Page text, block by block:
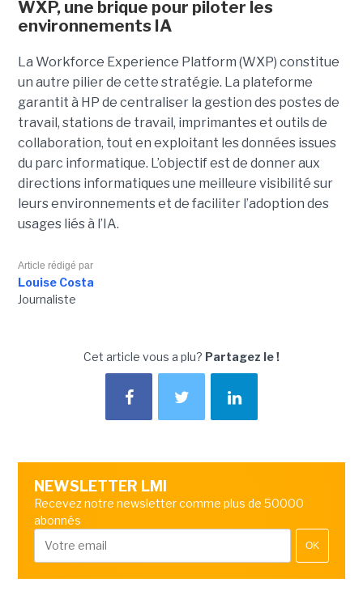
WXP, une brique pour piloter les
environnements IA
La Workforce Experience Platform (WXP) constitue
un autre pilier de cette stratégie. La plateforme
garantit à HP de centraliser la gestion des postes de
travail, stations de travail, imprimantes et outils de
collaboration, tout en exploitant les données issues
du parc informatique. L’objectif est de donner aux
directions informatiques une meilleure visibilité sur
leurs environnements et de faciliter l’adoption des
usages liés à l’IA.
Article rédigé par
Louise Costa
Journaliste
Cet article vous a plu? Partagez le !
NEWSLETTER LMI
Recevez notre newsletter comme plus de 50000
abonnés
OK